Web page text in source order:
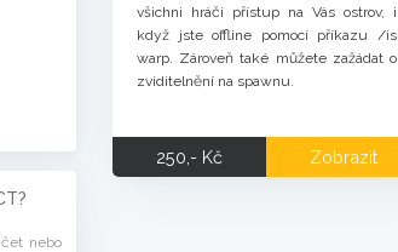
nebo
všichni hráči přístup na Vás ostrov, i
když jste offline pomocí příkazu /is
warp. Zároveň také můžete zažádat o
zviditelnění na spawnu.
250,- Kč Zobrazit